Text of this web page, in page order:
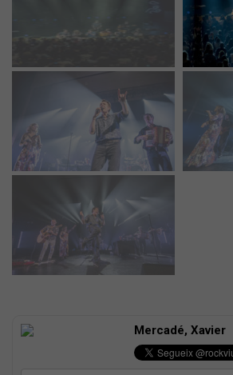
Mercadé, Xavier